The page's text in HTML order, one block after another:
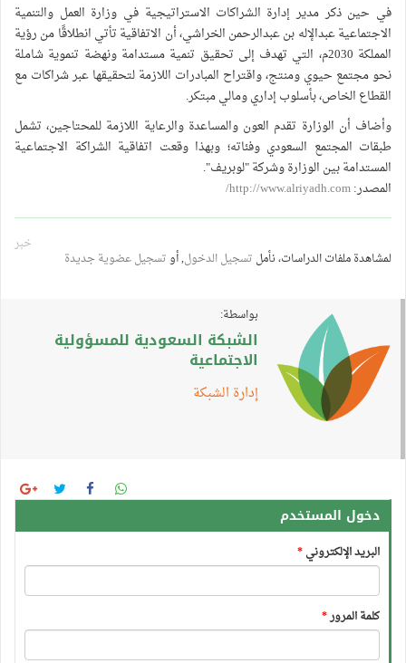
في حين ذكر مدير إدارة الشراكات الاستراتيجية في وزارة العمل والتنمية
الاجتماعية عبدالإله بن عبدالرحمن الخراشي، أن الاتفاقية تأتي انطلاقًا من رؤية
المملكة 2030م، التي تهدف إلى تحقيق تنمية مستدامة ونهضة تنموية شاملة
نحو مجتمع حيوي ومنتج، واقتراح المبادرات اللازمة لتحقيقها عبر شراكات مع
القطاع الخاص، بأسلوب إداري ومالي مبتكر.
وأضاف أن الوزارة تقدم العون والمساعدة والرعاية اللازمة للمحتاجين، تشمل
طبقات المجتمع السعودي وفئاته؛ وبهذا وقعت اتفاقية الشراكة الاجتماعية
المستدامة بين الوزارة وشركة "لوبريف".
المصدر:http://www.alriyadh.com/
خبر
لمشاهدة ملفات الدراسات، نأمل تسجيل الدخول, أوتسجيل عضوية جديدة
بواسطة:
الشبكة السعودية للمسؤولية
الاجتماعية
إدارة الشبكة
دخول المستخدم
البريد الإلكتروني*
كلمة المرور*